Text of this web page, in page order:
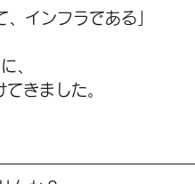
、インフラである」
、
きました。